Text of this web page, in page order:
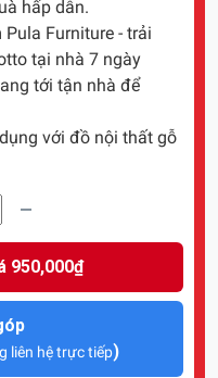
hấp dẫn.
Furniture - trải
tại nhà 7 ngày
tới tận nhà để
với đồ nội thất gỗ
950,000₫
liên hệ trực tiếp)